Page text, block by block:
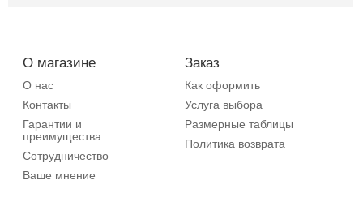
О магазине
О нас
Контакты
Гарантии и
преимущества
Сотрудничество
Ваше мнение
Заказ
Как оформить
Услуга выбора
Размерные таблицы
Политика возврата